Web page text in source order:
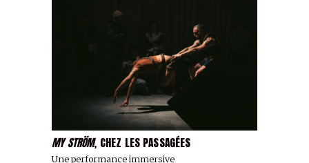
MY STRÖM, CHEZ LES PASSAGÉES
Une performance immersive